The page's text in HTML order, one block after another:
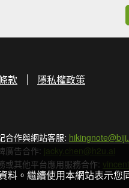
款 隱私權政策
合作與網站客服:
廣告合作: jacky.chen@h2u.ai
或其他平台應用服務合作:
料。繼續使用本網站表示